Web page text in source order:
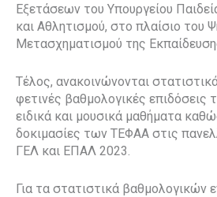
Εξετάσεων του Υπουργείου
και Αθλητισμού, στο πλαίσιο του
Μετασχηματισμού της
Τέλος, ανακοινώνονται
φετινές βαθμολογικές
ειδικά και μουσικά μαθήματα
δοκιμασίες των ΤΕΦΑΑ στις
ΓΕΛ και ΕΠΑΛ 2023.
Για τα στατιστικά βαθμολογικών